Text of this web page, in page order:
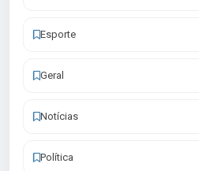
Esporte
Geral
Notícias
Política